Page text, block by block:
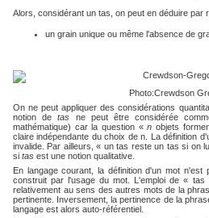
Alors, considérant un tas, on peut en déduire par
un grain unique ou même l'absence de
Photo:Crewdson
On ne peut appliquer des considérations
notion detas ne peut être considérée
mathématique) car la question «n objets
claire indépendante du choix de n. La définition
invalide. Par ailleurs, « un tas reste un tas si on
si tas est une notion qualitative.
En langage courant, la définition d'un mot n'est
construit par l'usage du mot. L'emploi de «
relativement au sens des autres mots de la
pertinente. Inversement, la pertinence de la
langage est alors auto-référentiel.